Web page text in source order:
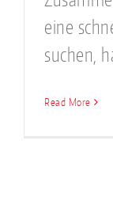
eine
suchen,
Read More